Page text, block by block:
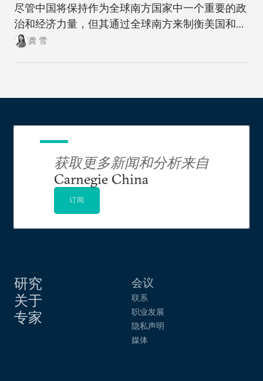
尽管中国将保持作为全球南方国家中一个重要的政
治和经济力量，但其通过全球南方来制衡美国和全
球北方的雄心计划远非十拿九稳。
龚 雪
研究
关于
专家
会议
联系
职业发展
隐私声明
媒体
获取更多新闻和分析来自
Carnegie China
订阅